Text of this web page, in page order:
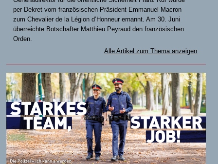
per Dekret vom französischen Präsident Emmanuel Macron
zum Chevalier de la Légion d’Honneur ernannt. Am 30. Juni
überreichte Botschafter Matthieu Peyraud den französischen
Orden.
Alle Artikel zum Thema anzeigen